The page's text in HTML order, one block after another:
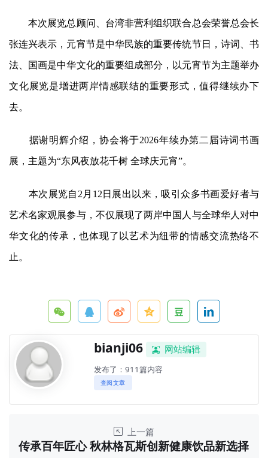
本次展览总顾问、台湾非营利组织联合总会荣誉总会长
张连兴表示，元宵节是中华民族的重要传统节日，诗词、书
法、国画是中华文化的重要组成部分，以元宵节为主题举办
文化展览是增进两岸情感联结的重要形式，值得继续办下
去。
据谢明辉介绍，协会将于2026年续办第二届诗词书画
展，主题为“东风夜放花千树 全球庆元宵”。
本次展览自2月12日展出以来，吸引众多书画爱好者与
艺术名家观展参与，不仅展现了两岸中国人与全球华人对中
华文化的传承，也体现了以艺术为纽带的情感交流热络不
止。
bianji06 网站编辑
发布了：911篇内容
查阅文章
上一篇
传承百年匠心 秋林格瓦斯创新健康饮品新选择